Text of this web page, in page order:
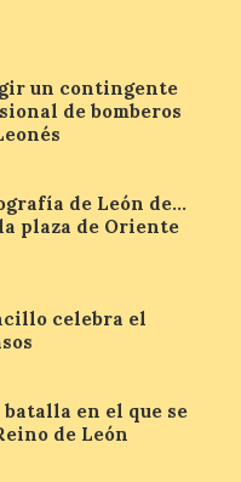
León
de
para
Aller
y
un contingente
de bomberos
de León de…
plaza de Oriente
celebra el
en el que se
de León